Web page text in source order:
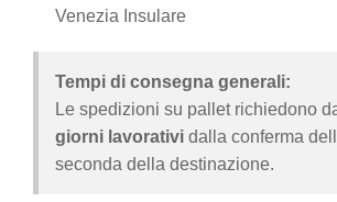
Venezia Insulare
Tempi di consegna generali:
Le spedizioni su pallet richiedono
giorni lavorativi dalla conferma
seconda della destinazione.